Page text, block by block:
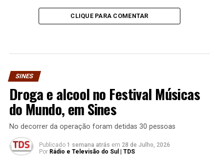
CLIQUE PARA COMENTAR
SINES
Droga e alcool no Festival Músicas
do Mundo, em Sines
No decorrer da operação foram detidas 30 pessoas
Publicado 1 semana atrás em 28 de Julho, 2026
Por Rádio e Televisão do Sul | TDS